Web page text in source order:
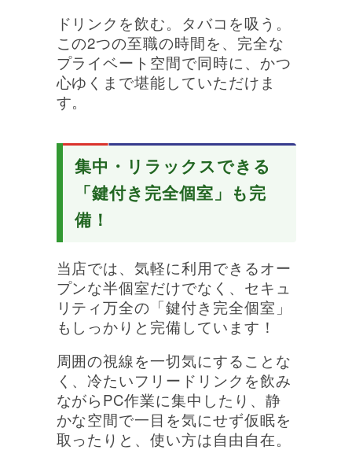
ドリンクを飲む。タバコを吸う。
この2つの至職の時間を、完全な
プライベート空間で同時に、かつ
心ゆくまで堪能していただけま
す。
集中・リラックスできる
「鍵付き完全個室」も完
備！
当店では、気軽に利用できるオー
プンな半個室だけでなく、セキュ
リティ万全の「鍵付き完全個室」
もしっかりと完備しています！
周囲の視線を一切気にすることな
く、冷たいフリードリンクを飲み
ながらPC作業に集中したり、静
かな空間で一目を気にせず仮眠を
取ったりと、使い方は自由自在。